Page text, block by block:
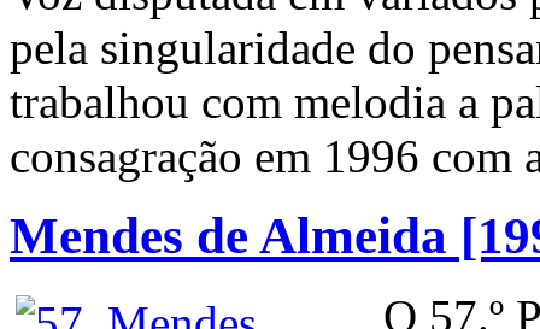
pela singularidade do
trabalhou com melodia a
consagração em 1996 com
Mendes de Almeida
O 57.º